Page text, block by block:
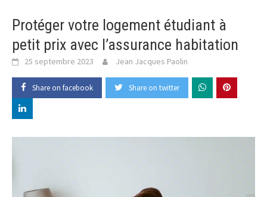
Protéger votre logement étudiant à
petit prix avec l’assurance habitation
25 septembre 2023 Jean Jacques Paolin
Share on facebook Share on twitter